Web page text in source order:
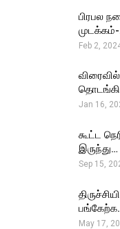
பிரபல
Feb 2,
Jan 16,
கூட்ட
இருந்து…
Sep 15,
May 17,